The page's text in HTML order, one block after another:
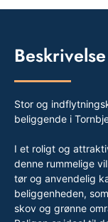
Stor og
beliggende i
I et roligt og
denne rummelige
tør og anvendelig
beliggenheden,
skov og grønne